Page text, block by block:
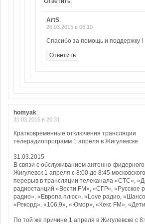
ArtS:
26.03.2015 в 06:10
Спасибо за помощь и поддержку !
Ответить
homyak:
31.03.2015 в 20:31
Кратковременные отключения трансляции
телерадиопрограмм 1 апреля в Жигулевске
31.03.2015
В связи с обслуживанием антенно-фидерного
Жигулевск 1 апреля с 8:00 до 8:45
перерыв в трансляции телеканала «СТС»,
радиостанций «Вести FM», «СГР», «Русское
радио», «Европа плюс», «Love радио,
«Рекорд», «106,9», «Юмор», «Кекс FM»,
По той же причине 1 апреля в Жигулевске с